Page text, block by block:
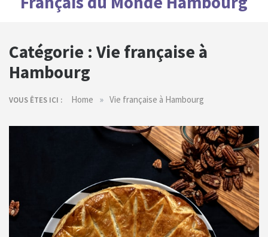
Catégorie : Vie française à
Hambourg
VOUS ÊTES ICI : Home » Vie française à Hambourg